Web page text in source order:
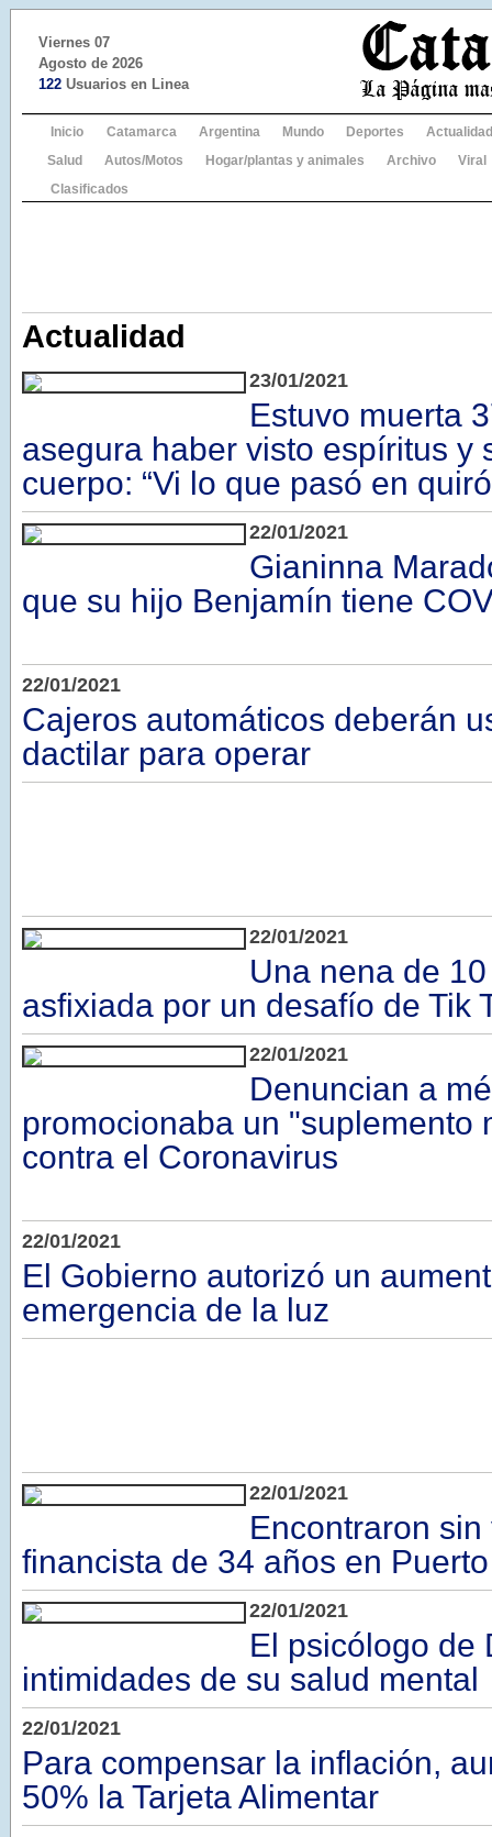
Viernes 07
Agosto de 2026
122 Usuarios en Linea
Inicio Catamarca Argentina Mundo Deportes
Actualidad
Salud
Autos/Motos Hogar/plantas y animales Archivo
Viral
Clasificados
Actualidad
23/01/2021
Estuvo muerta
asegura haber visto espíritus y
cuerpo: “Vi lo que pasó en
22/01/2021
Gianinna
que su hijo Benjamín tiene
22/01/2021
Cajeros automáticos deberán
dactilar para operar
22/01/2021
Una nena de
asfixiada por un desafío de Tik
22/01/2021
Denuncian a
promocionaba un "suplemento
contra el Coronavirus
22/01/2021
El Gobierno autorizó un
emergencia de la luz
22/01/2021
Encontraron
financista de 34 años en
22/01/2021
El psicólogo de
intimidades de su salud mental
22/01/2021
Para compensar la inflación,
50% la Tarjeta Alimentar